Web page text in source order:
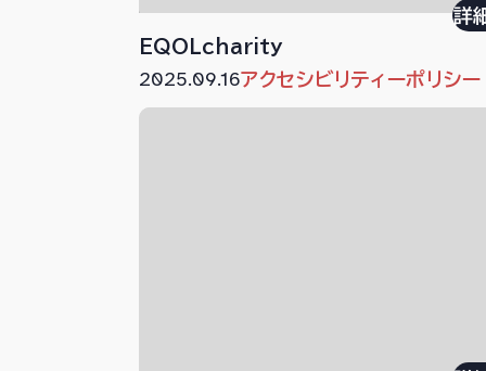
EQOLcharity
詳
2025.09.16アクセシビリティーポリシー